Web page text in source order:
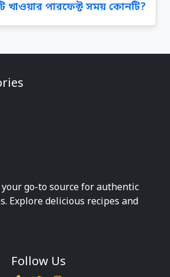
খাওয়ার পারফেক্ট সময় কোনটি?
your go-to source for authentic
Explore delicious recipes and
Follow Us